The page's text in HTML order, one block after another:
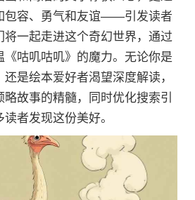
容、勇气和友谊——引发读者
将一起走进这个奇幻世界，通过
咕叽咕叽》的魔力。无论你是
是绘本爱好者渴望深度解读，
故事的精髓，同时优化搜索引
者发现这份美好。